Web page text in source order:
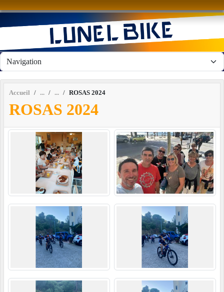
Accueil ROSAS 2024
ROSAS 2024